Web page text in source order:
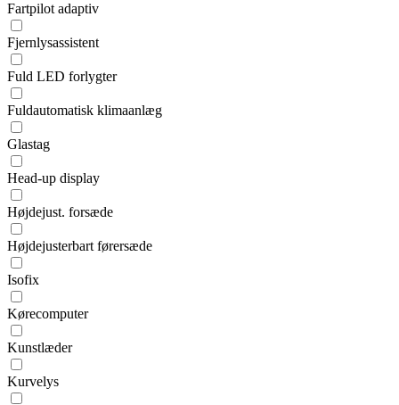
Fartpilot adaptiv
Fjernlysassistent
Fuld LED forlygter
Fuldautomatisk klimaanlæg
Glastag
Head-up display
Højdejust. forsæde
Højdejusterbart førersæde
Isofix
Kørecomputer
Kunstlæder
Kurvelys